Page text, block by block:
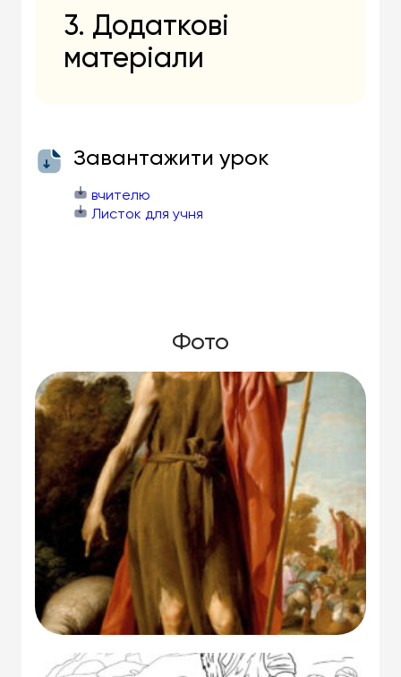
3. Додаткові
матеріали
Завантажити урок
вчителю
Листок для учня
Фото